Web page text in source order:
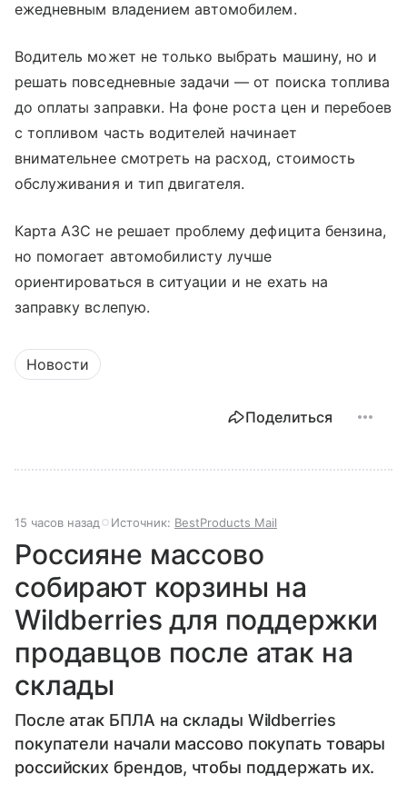
ежедневным владением автомобилем.
Водитель может не только выбрать машину, но и
решать повседневные задачи — от поиска топлива
до оплаты заправки. На фоне роста цен и перебоев
с топливом часть водителей начинает
внимательнее смотреть на расход, стоимость
обслуживания и тип двигателя.
Карта АЗС не решает проблему дефицита бензина,
но помогает автомобилисту лучше
ориентироваться в ситуации и не ехать на
заправку вслепую.
Новости
Поделиться
15 часов назад Источник: BestProducts Mail
Россияне массово
собирают корзины на
Wildberries для поддержки
продавцов после атак на
склады
После атак БПЛА на склады Wildberries
покупатели начали массово покупать товары
российских брендов, чтобы поддержать их.